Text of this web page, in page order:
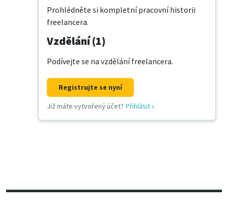
Prohlédněte si kompletní pracovní historii
freelancera.
Vzdělání (1)
Podívejte se na vzdělání freelancera.
Registrujte se nyní
Již máte vytvořený účet? Přihlásit»